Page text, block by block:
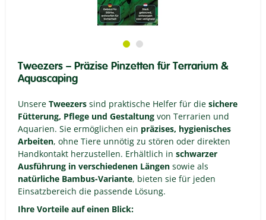
Tweezers – Präzise Pinzetten für Terrarium &
Aquascaping
Unsere Tweezers sind praktische Helfer für die sichere
Fütterung, Pflege und Gestaltung von Terrarien und
Aquarien. Sie ermöglichen ein präzises, hygienisches
Arbeiten, ohne Tiere unnötig zu stören oder direkten
Handkontakt herzustellen. Erhältlich in schwarzer
Ausführung in verschiedenen Längen sowie als
natürliche Bambus-Variante, bieten sie für jeden
Einsatzbereich die passende Lösung.
Ihre Vorteile auf einen Blick: